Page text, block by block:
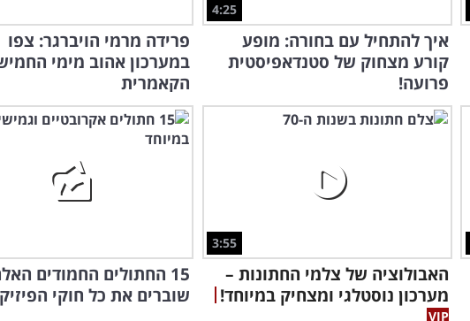
4:25
איך להתחיל עם בחורה: מופע
קורע מצחוק של סטנדאפיסטית
פרועה!
פרידה מרמי הויברגר: צפו
במערכון אהוב מימי
הקאמרית
3:55
האבולוציה של צלמי החתונות –
מערכון נוסטלגי ומצחיק במיוחד!
15 החתולים החמודים
שוברים את כל חוקי